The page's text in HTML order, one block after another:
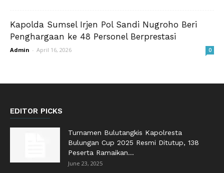
Kapolda Sumsel Irjen Pol Sandi Nugroho Beri
Penghargaan ke 48 Personel Berprestasi
Admin - April 16, 2026 0
EDITOR PICKS
Turnamen Bulutangkis Kapolresta
Bulungan Cup 2025 Resmi Ditutup, 138
Peserta Ramaikan...
June 23, 2025